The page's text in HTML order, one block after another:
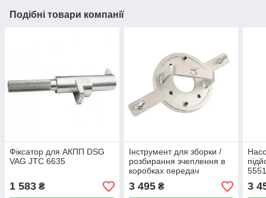
Подібні товари компанії
Фіксатор для АКПП DSG
VAG JTC 6635
1 583 ₴
Інструмент для зборки /
розбирання зчеплення в
коробках передач
PowerShift QS80178
3 495₴ 3